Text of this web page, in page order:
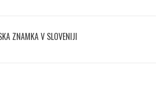
ZNAMKA V SLOVENIJI